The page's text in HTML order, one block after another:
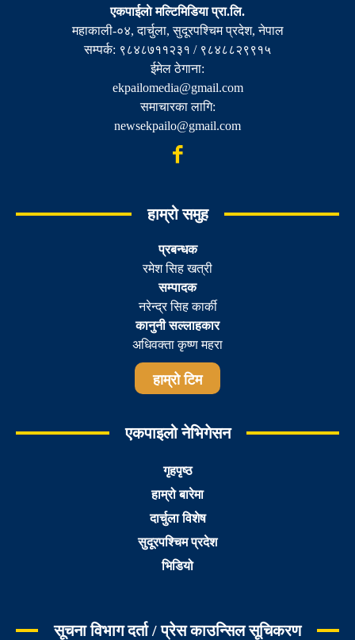
एकपाईलाे मल्टिमिडिया प्रा.लि.
महाकाली-०४, दार्चुला, सुदूरपश्चिम प्रदेश, नेपाल
सम्पर्क: ९८४८७११२३१ / ९८४८८२९९१५
ईमेल ठेगाना:
ekpailomedia@gmail.com
समाचारका लागि:
newsekpailo@gmail.com
हाम्रो समुह
प्रबन्धक
रमेश सिह खत्री
सम्पादक
नरेन्द्र सिह कार्की
कानुनी सल्लाहकार
अधिवक्ता कृष्ण महरा
हाम्रो टिम
एकपाइलो नेभिगेसन
गृहपृष्ठ
हाम्रो बारेमा
दार्चुला विशेष
सुदूरपश्चिम प्रदेश
भिडियो
सूचना विभाग दर्ता / प्रेस काउन्सिल सूचिकरण